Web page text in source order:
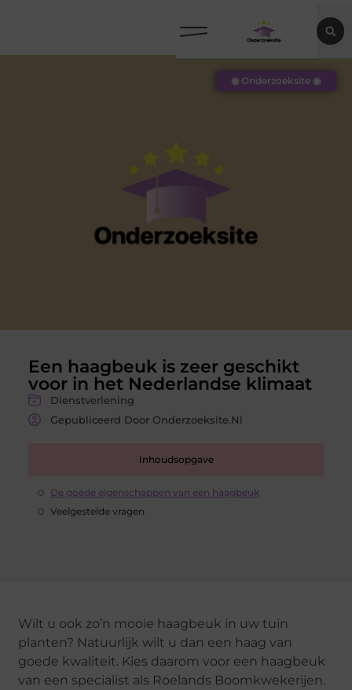
Een haagbeuk is zeer geschikt
voor in het Nederlandse klimaat
Dienstverlening
Gepubliceerd Door Onderzoeksite.nl
Inhoudsopgave
De goede eigenschappen van een haagbeuk
Veelgestelde vragen
◉ Onderzoeksite ◉
Wilt u ook zo’n mooie haagbeuk in uw tuin
planten? Natuurlijk wilt u dan een haag van
goede kwaliteit. Kies daarom voor een haagbeuk
van een specialist als Roelands Boomkwekerijen.